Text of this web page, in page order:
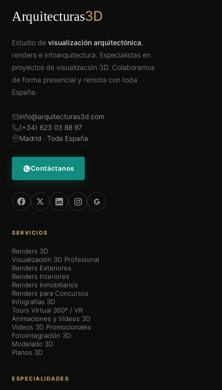
Arquitecturas3D
Estudio de visualización arquitectónica,
renders e infoarquitectura. Especialistas en
proyectos de visualización 3D. Colaboramos
de forma presencial y remota con toda
España.
info@arquitecturas3d.com
(+34) 623 03 88 97
Madrid · Toda España
Contáctanos
SERVICIOS
Renders 3D
Visualización 3D Profesional
Renders Exteriores
Renders Interiores
Renders Inmobiliarios
Renders para Concursos
Infografías 3D
Tours Virtual 360º / VR
Animaciones y Vídeos 3D
Vídeos 3D Promocionales
Fotointegración 3D
Modelado 3D
Planos 3D
ESPECIALIDADES